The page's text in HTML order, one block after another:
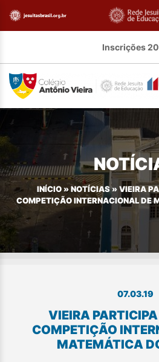
Inscrições
INÍCIO » NOTÍCIAS» VIEIRA
COMPETIÇÃO INTERNACIONAL DE
07.03.19
VIEIRA
COMPETIÇÃO
MATEMÁTICA